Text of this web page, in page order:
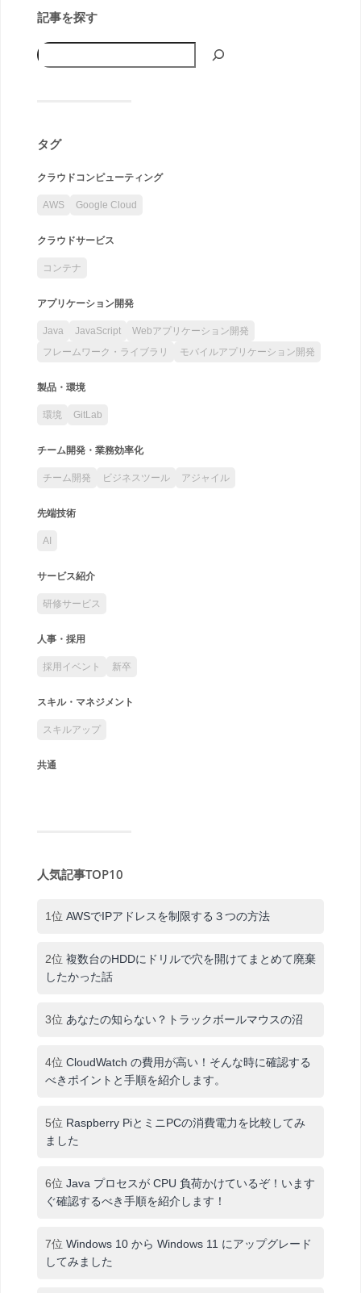
記事を探す
タグ
クラウドコンピューティング
AWS Google Cloud
クラウドサービス
コンテナ
アプリケーション開発
Java JavaScript
Webアプリケーション開発
フレームワーク・ライブラリ
モバイルアプリケーション開発
製品・環境
環境 GitLab
チーム開発・業務効率化
チーム開発 ビジネスツール アジャイル
先端技術
AI
サービス紹介
研修サービス
人事・採用
採用イベント 新卒
スキル・マネジメント
スキルアップ
共通
人気記事TOP10
1位 AWSでIPアドレスを制限する３つの方法
2位 複数台のHDDにドリルで穴を開けてまとめて廃棄
したかった話
3位 あなたの知らない？トラックボールマウスの沼
4位 CloudWatch の費用が高い！そんな時に確認する
べきポイントと手順を紹介します。
5位 Raspberry PiとミニPCの消費電力を比較してみ
ました
6位 Java プロセスが CPU 負荷かけているぞ！います
ぐ確認するべき手順を紹介します！
7位 Windows 10 から Windows 11 にアップグレード
してみました